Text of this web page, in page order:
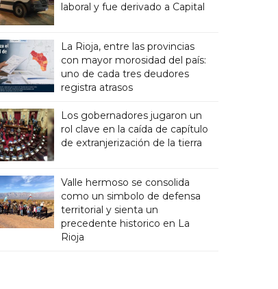
laboral y fue derivado a Capital
La Rioja, entre las provincias
con mayor morosidad del país:
uno de cada tres deudores
registra atrasos
Los gobernadores jugaron un
rol clave en la caída de capítulo
de extranjerización de la tierra
Valle hermoso se consolida
como un simbolo de defensa
territorial y sienta un
precedente historico en La
Rioja